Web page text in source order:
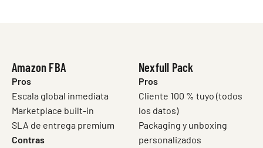
Amazon FBA
Pros
Escala global inmediata
Marketplace built-in
SLA de entrega premium
Contras
Nexfull Pack
Pros
Cliente 100 % tuyo (todos
los datos)
Packaging y unboxing
personalizados